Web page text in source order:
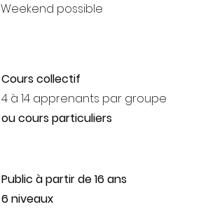
Weekend possible
Cours collectif
4 à 14 apprenants par groupe
ou cours particuliers
Public à partir de 16 ans
6 niveaux